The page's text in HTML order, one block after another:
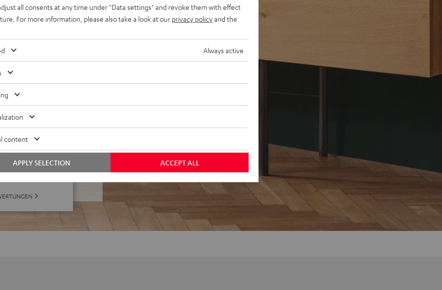
chirurgisch präzisem
FSC®-
edler Schleiflack
/ Raumfeld Serie
all consents at any time under "Data settings" and revoke them with effect
For more information, please also take a look at our privacy policyand the
Always active
content
ACCEPT ALL
APPLY SELECTION